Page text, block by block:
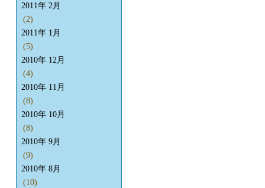
2011年 2月
(2)
2011年 1月
(5)
2010年 12月
(4)
2010年 11月
(8)
2010年 10月
(8)
2010年 9月
(9)
2010年 8月
(10)